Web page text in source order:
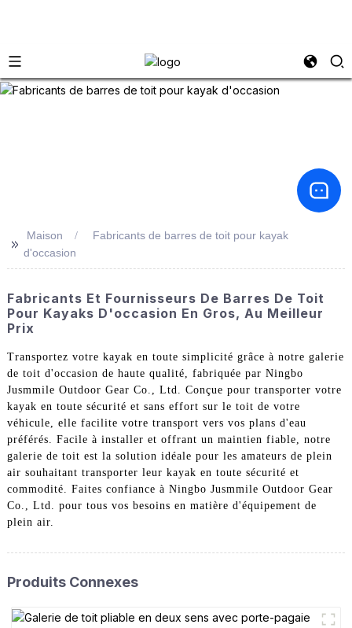
>> Maison
Fabricants de barres de toit pour kayak
d'occasion
Fabricants Et Fournisseurs De Barres De Toit
Pour Kayaks D'occasion En Gros, Au Meilleur
Prix
Transportez votre kayak en toute simplicité grâce à notre galerie
de toit d'occasion de haute qualité, fabriquée par Ningbo
Jusmmile Outdoor Gear Co., Ltd. Conçue pour transporter votre
kayak en toute sécurité et sans effort sur le toit de votre
véhicule, elle facilite votre transport vers vos plans d'eau
préférés. Facile à installer et offrant un maintien fiable, notre
galerie de toit est la solution idéale pour les amateurs de plein
air souhaitant transporter leur kayak en toute sécurité et
commodité. Faites confiance à Ningbo Jusmmile Outdoor Gear
Co., Ltd. pour tous vos besoins en matière d'équipement de
plein air.
Produits Connexes